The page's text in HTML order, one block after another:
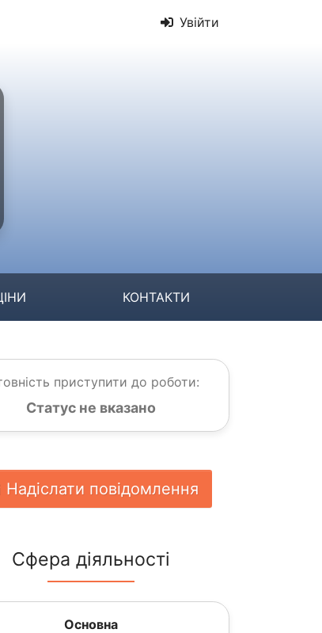
Увійти
КОНТАКТИ
приступити до роботи:
Статус не вказано
Надіслати повідомлення
Сфера діяльності
Основна